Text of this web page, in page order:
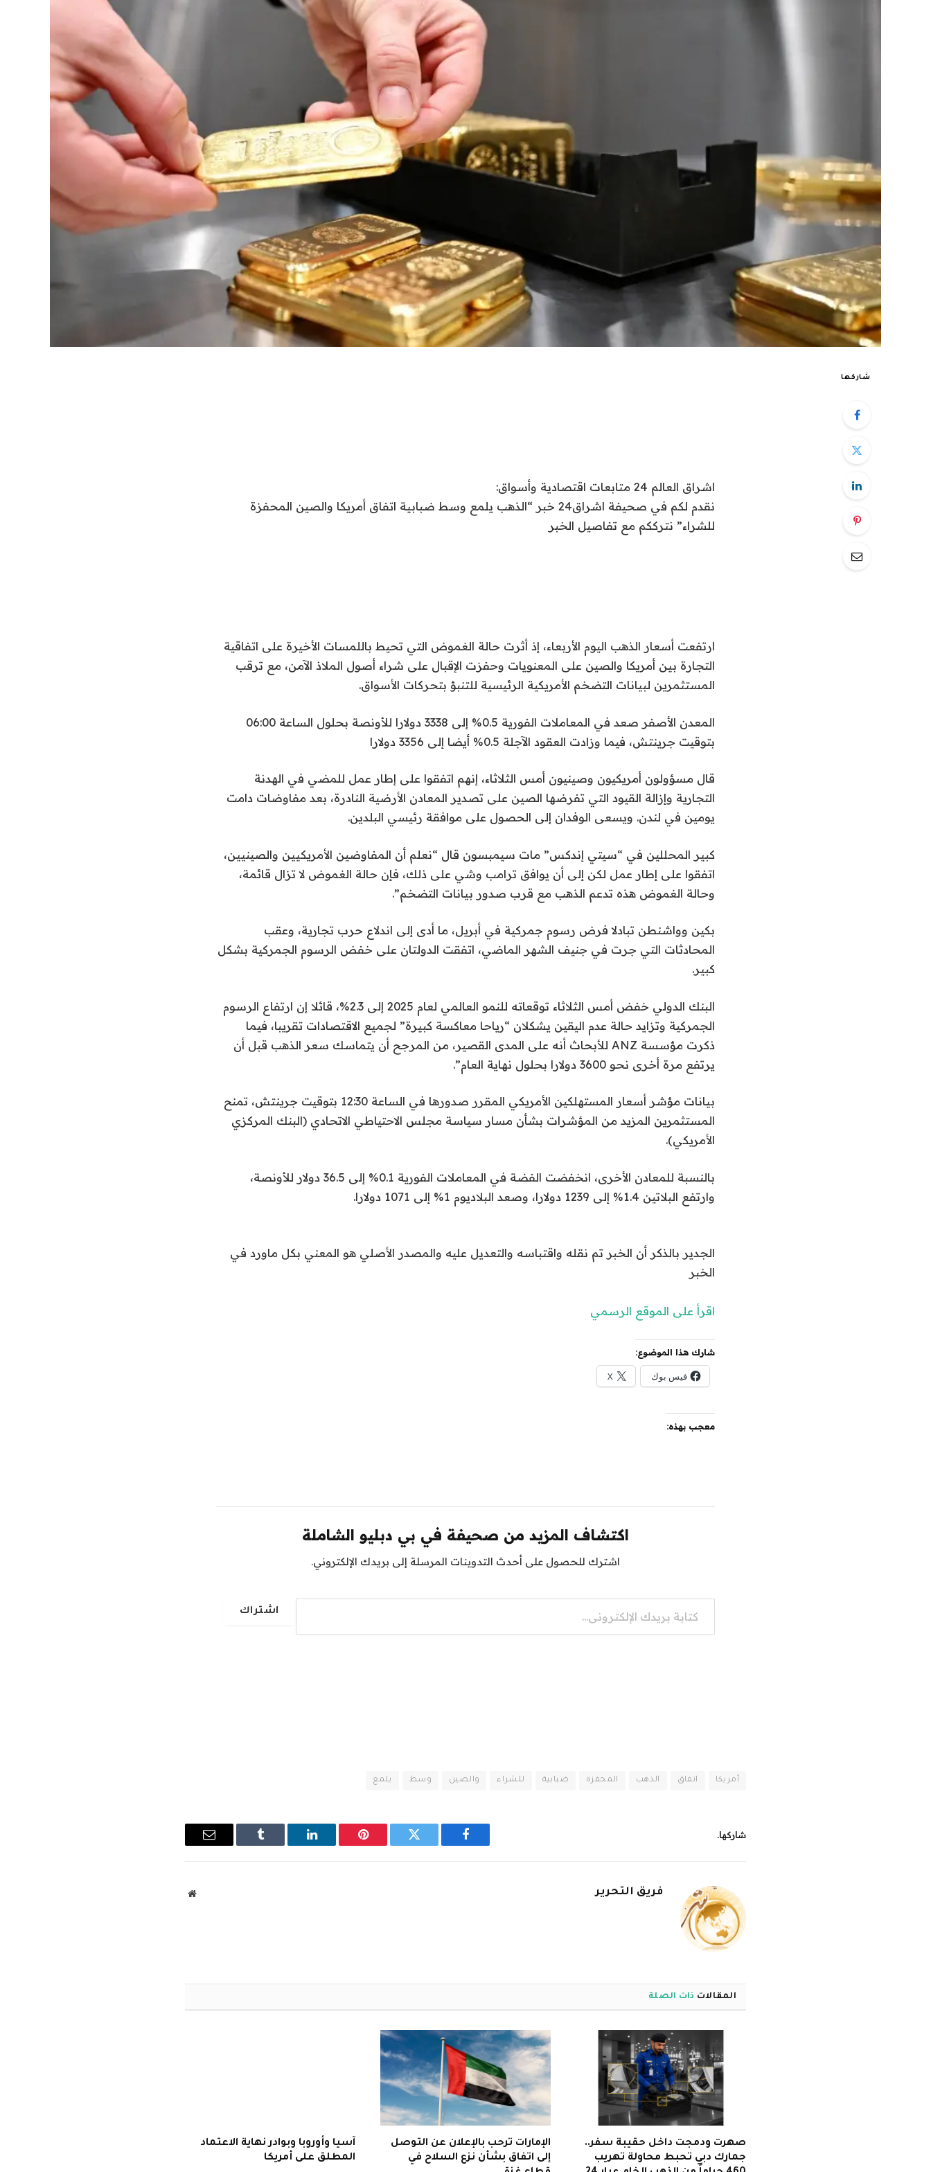
شاركها
اشراق العالم 24 متابعات اقتصادية وأسواق:
نقدم لكم في صحيفة اشراق24 خبر “الذهب يلمع وسط ضبابية اتفاق أمريكا والصين المحفزة
للشراء” نترككم مع تفاصيل الخبر
ارتفعت أسعار الذهب اليوم الأربعاء، إذ أثرت حالة الغموض التي تحيط باللمسات الأخيرة على اتفاقية
التجارة بين أمريكا والصين على المعنويات وحفزت الإقبال على شراء أصول الملاذ الآمن، مع ترقب
المستثمرين لبيانات التضخم الأمريكية الرئيسية للتنبؤ بتحركات الأسواق.
المعدن الأصفر صعد في المعاملات الفورية 0.5% إلى 3338 دولارا للأونصة بحلول الساعة 06:00
بتوقيت جرينتش، فيما وزادت العقود الآجلة 0.5% أيضا إلى 3356 دولارا
قال مسؤولون أمريكيون وصينيون أمس الثلاثاء، إنهم اتفقوا على إطار عمل للمضي في الهدنة
التجارية وإزالة القيود التي تفرضها الصين على تصدير المعادن الأرضية النادرة، بعد مفاوضات دامت
يومين في لندن. ويسعى الوفدان إلى الحصول على موافقة رئيسي البلدين.
كبير المحللين في “سيتي إندكس” مات سيمبسون قال “نعلم أن المفاوضين الأمريكيين والصينيين،
اتفقوا على إطار عمل لكن إلى أن يوافق ترامب وشي على ذلك، فإن حالة الغموض لا تزال قائمة،
وحالة الغموض هذه تدعم الذهب مع قرب صدور بيانات التضخم”.
بكين وواشنطن تبادلا فرض رسوم جمركية في أبريل، ما أدى إلى اندلاع حرب تجارية، وعقب
المحادثات التي جرت في جنيف الشهر الماضي، اتفقت الدولتان على خفض الرسوم الجمركية بشكل
كبير.
البنك الدولي خفض أمس الثلاثاء توقعاته للنمو العالمي لعام 2025 إلى 2.3%، قائلا إن ارتفاع الرسوم
الجمركية وتزايد حالة عدم اليقين يشكلان “رياحا معاكسة كبيرة” لجميع الاقتصادات تقريبا، فيما
ذكرت مؤسسة ANZ للأبحاث أنه على المدى القصير، من المرجح أن يتماسك سعر الذهب قبل أن
يرتفع مرة أخرى نحو 3600 دولارا بحلول نهاية العام”.
بيانات مؤشر أسعار المستهلكين الأمريكي المقرر صدورها في الساعة 12:30 بتوقيت جرينتش، تمنح
المستثمرين المزيد من المؤشرات بشأن مسار سياسة مجلس الاحتياطي الاتحادي (البنك المركزي
الأمريكي).
بالنسبة للمعادن الأخرى، انخفضت الفضة في المعاملات الفورية 0.1% إلى 36.5 دولار للأونصة،
وارتفع البلاتين 1.4% إلى 1239 دولارا، وصعد البلاديوم 1% إلى 1071 دولارا.
الجدير بالذكر أن الخبر تم نقله واقتباسه والتعديل عليه والمصدر الأصلي هو المعني بكل ماورد في
الخبر
اقرأ على الموقع الرسمي
شارك هذا الموضوع:
فيس بوك X
معجب بهذه:
اكتشاف المزيد من صحيفة في بي دبليو الشاملة
اشترك للحصول على أحدث التدوينات المرسلة إلى بريدك الإلكتروني.
كتابة بريدك الإلكتروني...
اشتراك
أمريكا اتفاق الذهب المحفزة ضبابية للشراء والصين وسط يلمع
شاركها.
فيسبوك تويتر بينتيريستلينكدإن Tumblr
البريد
فريق التحرير
موقع
المقالات ذات الصلة
صهرت ودمجت داخل حقيبة سفر..
جمارك دبي تحبط محاولة تهريب
الإمارات ترحب بالإعلان عن التوصل
إلى اتفاق بشأن نزع السلاح في
آسيا وأوروبا وبوادر نهاية الاعتماد
المطلق على أمريكا